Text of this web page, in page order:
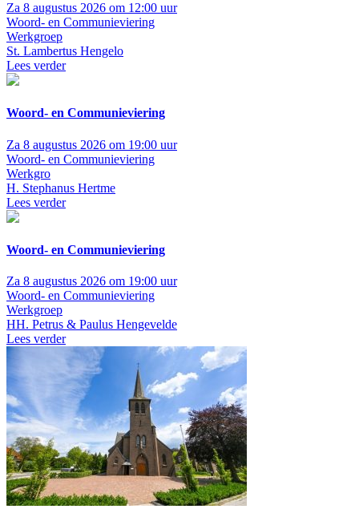
Za 8 augustus 2026 om 12:00 uur
Woord- en Communieviering
Werkgroep
St. Lambertus Hengelo
Lees verder
Woord- en Communieviering
Za 8 augustus 2026 om 19:00 uur
Woord- en Communieviering
Werkgro
H. Stephanus Hertme
Lees verder
Woord- en Communieviering
Za 8 augustus 2026 om 19:00 uur
Woord- en Communieviering
Werkgroep
HH. Petrus & Paulus Hengevelde
Lees verder